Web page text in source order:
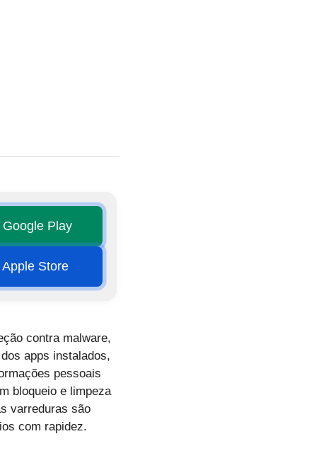
Play
Store
contra malware,
apps instalados,
pessoais
bloqueio e limpeza
varreduras são
com rapidez.